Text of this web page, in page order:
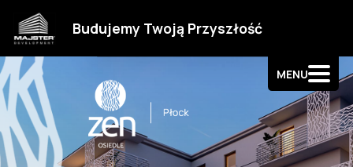
Budujemy Twoją Przyszłość
MENU
Kontakt